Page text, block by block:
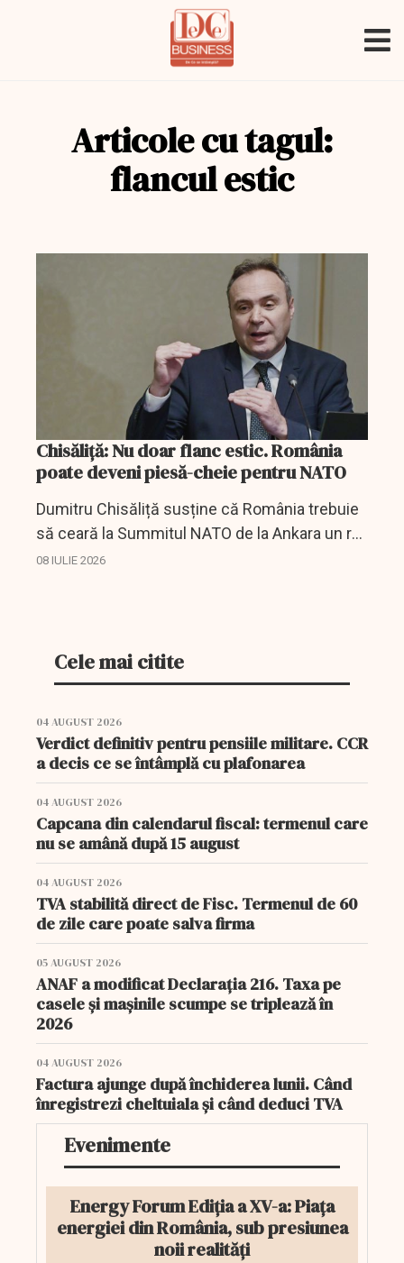
Articole cu tagul:
flancul estic
Chisăliță: Nu doar flanc estic. România
poate deveni piesă-cheie pentru NATO
Dumitru Chisăliță susține că România trebuie
să ceară la Summitul NATO de la Ankara un rol
strategic la Marea Neagră, nu doar întărirea
08 IULIE 2026
Cele mai citite
04 AUGUST 2026
Verdict definitiv pentru pensiile militare. CCR
a decis ce se întâmplă cu plafonarea
04 AUGUST 2026
Capcana din calendarul fiscal: termenul care
nu se amână după 15 august
04 AUGUST 2026
TVA stabilită direct de Fisc. Termenul de 60
de zile care poate salva firma
05 AUGUST 2026
ANAF a modificat Declarația 216. Taxa pe
casele și mașinile scumpe se triplează în
2026
04 AUGUST 2026
Factura ajunge după închiderea lunii. Când
înregistrezi cheltuiala și când deduci TVA
Evenimente
Energy Forum Ediția a XV-a: Piața
energiei din România, sub presiunea
noii realități